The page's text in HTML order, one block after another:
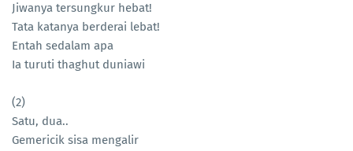
Jiwanya tersungkur hebat!
Tata katanya berderai lebat!
Entah sedalam apa
Ia turuti thaghut duniawi
(2)
Satu, dua..
Gemericik sisa mengalir